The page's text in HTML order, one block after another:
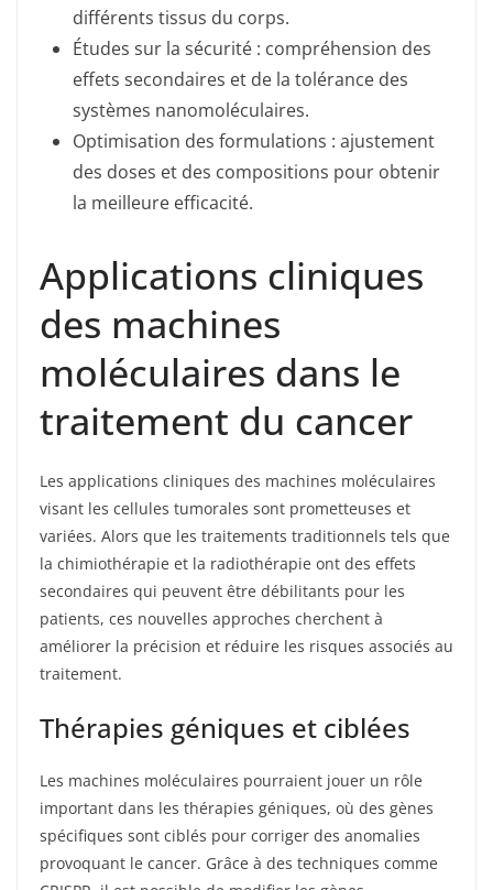
différents tissus du corps.
Études sur la sécurité : compréhension des
effets secondaires et de la tolérance des
systèmes nanomoléculaires.
Optimisation des formulations : ajustement
des doses et des compositions pour obtenir
la meilleure efficacité.
Applications cliniques
des machines
moléculaires dans le
traitement du cancer
Les applications cliniques des machines moléculaires
visant les cellules tumorales sont prometteuses et
variées. Alors que les traitements traditionnels tels que
la chimiothérapie et la radiothérapie ont des effets
secondaires qui peuvent être débilitants pour les
patients, ces nouvelles approches cherchent à
améliorer la précision et réduire les risques associés au
traitement.
Thérapies géniques et ciblées
Les machines moléculaires pourraient jouer un rôle
important dans les thérapies géniques, où des gènes
spécifiques sont ciblés pour corriger des anomalies
provoquant le cancer. Grâce à des techniques comme